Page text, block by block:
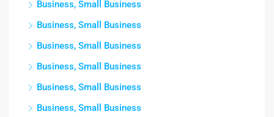
Business, Small Business
Business, Small Business
Business, Small Business
Business, Small Business
Business, Small Business
Business, Small Business